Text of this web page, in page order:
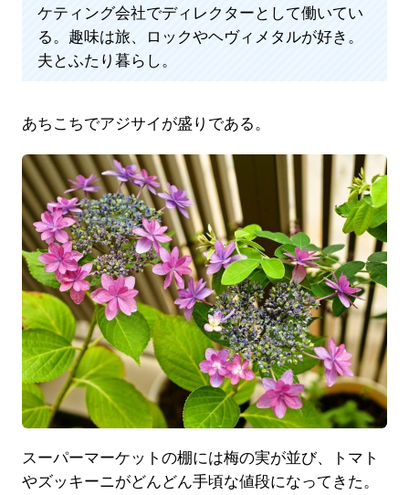
ケティング会社でディレクターとして働いてい
る。趣味は旅、ロックやヘヴィメタルが好き。
夫とふたり暮らし。
あちこちでアジサイが盛りである。
スーパーマーケットの棚には梅の実が並び、トマト
やズッキーニがどんどん手頃な値段になってきた。